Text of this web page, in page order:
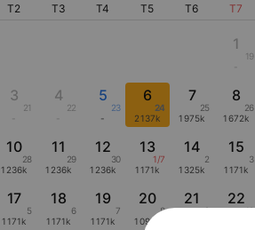
T2 T3 T4 T5 T6 T7
1
19
3
21
4
22
5
23
-
6
24
2137k
7
25
1975k
8
26
1672k
10
28
1236k
11
29
1236k
12
30
1236k
13
1/7
1171k
14
2
1325k
15
3
1171k
17
5
1171k
18
6
1171k
19
7
1171k
20
8
1096k
21
9
22
10